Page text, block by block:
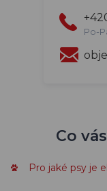
Po-
Co
Pro jaké psy je